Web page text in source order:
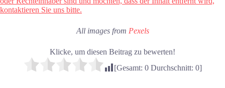
kontaktieren Sie uns bitte.
All images from Pexels
Klicke, um diesen Beitrag zu bewerten!
[Gesamt: 0Durchschnitt: 0]